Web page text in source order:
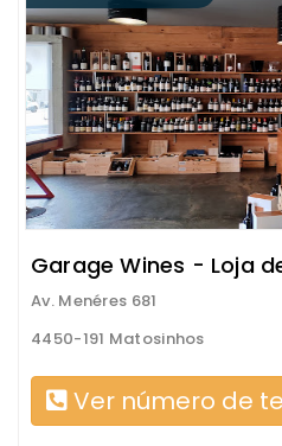
Garage Wines - Loja
Av. Menéres 681
4450-191 Matosinhos
Ver número de